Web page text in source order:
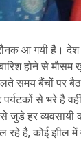
आ गयी है। देश
होने से
समय बैंचों पर
से भरे है
से जुडे हर
है, कोई झील